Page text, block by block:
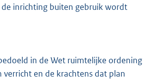
inrichting buiten gebruik wordt
in de Wet ruimtelijke ordening
en de krachtens dat plan